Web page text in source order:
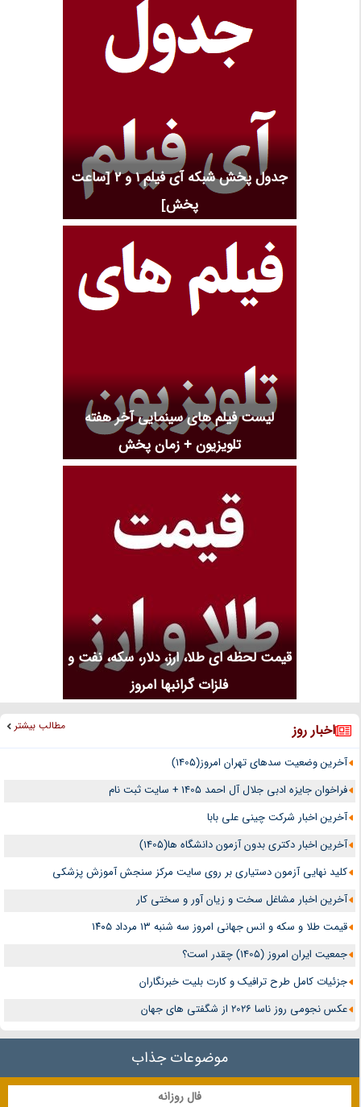
جدول پخش شبکه آی فیلم 1 و 2 [ساعت
پخش]
لیست فیلم های سینمایی آخر هفته
تلویزیون + زمان پخش
قیمت لحظه ای طلا، ارز، دلار، سکه، نفت و
فلزات گرانبها امروز
اخبار روز مطالب بیشتر
آخرین وضعیت سدهای تهران امروز(1405)
فراخوان جایزه ادبی جلال آل احمد 1405 + سایت ثبت نام
آخرین اخبار شرکت چینی علی بابا
آخرین اخبار دکتری بدون آزمون دانشگاه ها(1405)
کلید نهایی آزمون دستیاری بر روی سایت مرکز سنجش آموزش پزشکی
آخرین اخبار مشاغل سخت و زیان آور و سختی کار
قیمت طلا و سکه و انس جهانی امروز سه شنبه ۱۳ مرداد ۱۴۰۵
جمعیت ایران امروز (1405) چقدر است؟
جزئیات کامل طرح ترافیک و کارت بلیت خبرنگاران
عکس نجومی روز ناسا 2026 از شگفتی های جهان
موضوعات جذاب
فال روزانه